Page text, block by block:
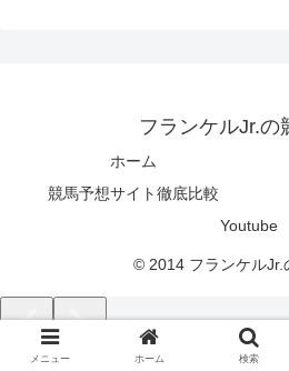
フランケルJr.の
ホーム
競馬予想サイト徹底比較
Youtube
© 2014 フランケルJr.
メニュー ホーム 検索